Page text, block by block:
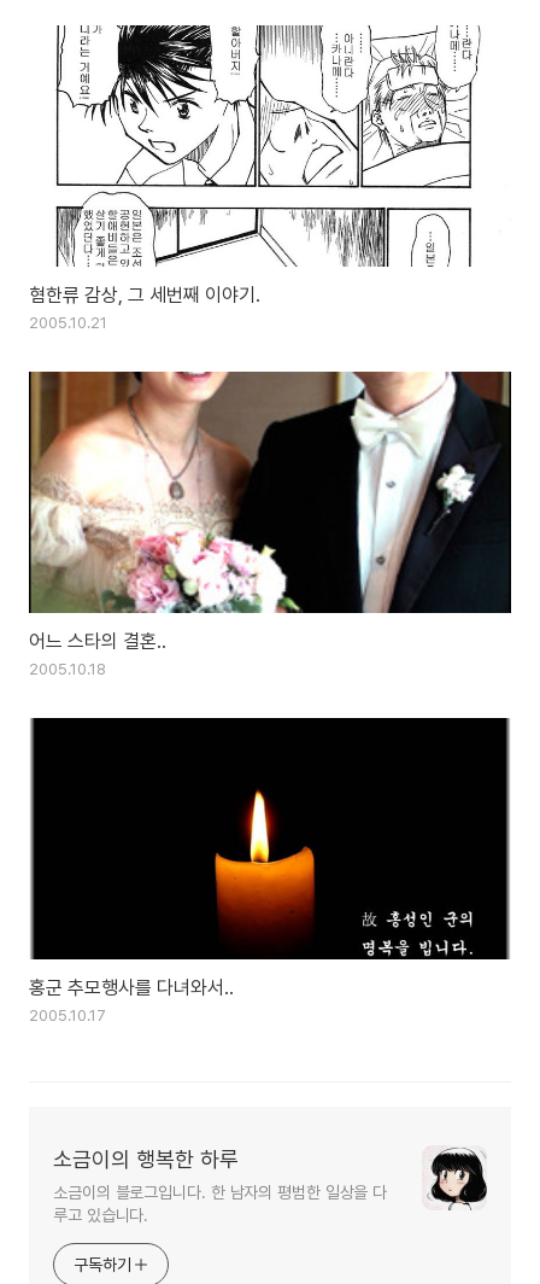
혐한류 감상, 그 세번째 이야기.
2005.10.21
어느 스타의 결혼..
2005.10.18
홍군 추모행사를 다녀와서..
2005.10.17
소금이의 행복한 하루
소금이의 블로그입니다. 한 남자의 평범한 일상을 다
루고 있습니다.
구독하기